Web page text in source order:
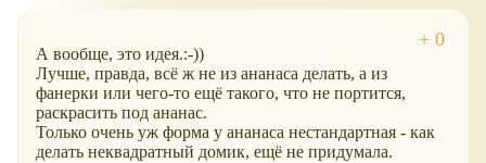
А вообще, это идея.:-))
Лучше, правда, всё ж не из ананаса делать, а из
фанерки или чего-то ещё такого, что не портится,
раскрасить под ананас.
Только очень уж форма у ананаса нестандартная - как
делать неквадратный домик, ещё не придумала.